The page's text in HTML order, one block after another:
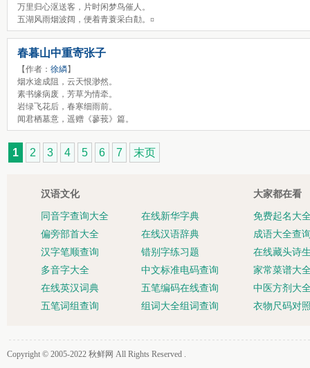
万里归心沤送客，片时闲梦鸟催人。
五湖风雨烟波阔，便着青蓑采白勣。¤
春暮山中重寄张子
【作者： 徐繗】
烟水途成阻，云天恨渺然。
素书缘病废，芳草为情牵。
岩绿飞花后，春寒细雨前。
闻君栖墓意，遥赠《蓼莪》篇。
1 2 3 4 5 6 7 末页
汉语文化
同音字查询大全
在线新华字典
偏旁部首大全
在线汉语辞典
汉字笔顺查询
错别字练习题
多音字大全
中文标准电码查询
在线英汉词典
五笔编码在线查询
五笔词组查询
组词大全组词查询
大家都在看
免费起名大
成语大全查
在线藏头诗
家常菜谱大
中医方剂大
衣物尺码对
Copyright © 2005-2022 秋鲜网 All Rights Reserved .